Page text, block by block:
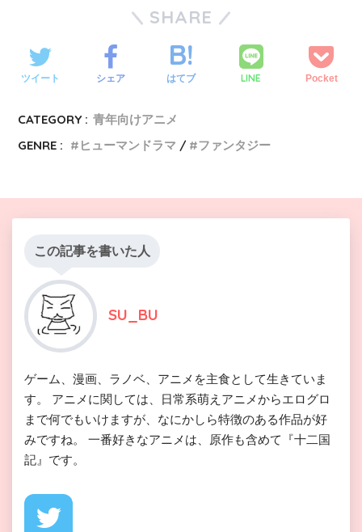
SHARE
ツイート シェア はてブ LINE Pocket
CATEGORY : 青年向けアニメ
GENRE :
ヒューマンドラマ ファンタジー
この記事を書いた人
SU_BU
ゲーム、漫画、ラノベ、アニメを主食として生きていま
す。 アニメに関しては、日常系萌えアニメからエログロ
まで何でもいけますが、なにかしら特徴のある作品が好
みですね。 一番好きなアニメは、原作も含めて『十二国
記』です。